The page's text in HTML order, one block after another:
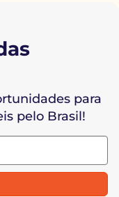
para
pelo Brasil!